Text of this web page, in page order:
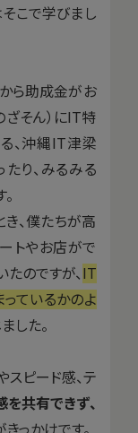
こで学びまし
ら助成金がお
ざそん）にIT特
、沖縄IT津梁
たり、みるみる
、僕たちが高
トやお店がで
のですが、IT
ているかのよ
した。
ピード感、テ
共有できず、
っかけです。